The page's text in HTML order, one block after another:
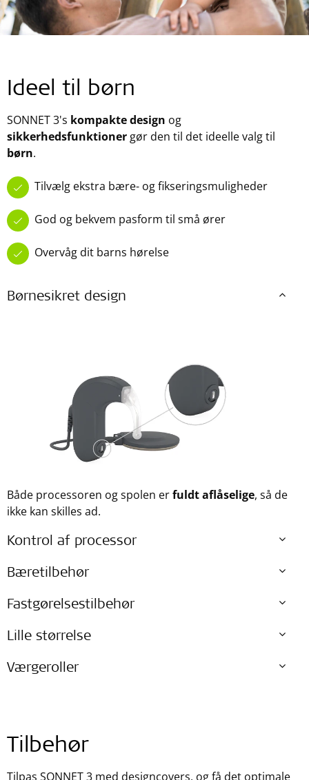
Ideel til børn
SONNET 3's kompakte design og
sikkerhedsfunktioner gør den til det ideelle valg til
børn.
Tilvælg ekstra bære- og fikseringsmuligheder
God og bekvem pasform til små ører
Overvåg dit barns hørelse
Børnesikret design
Både processoren og spolen erfuldt aflåselige, så de
ikke kan skilles ad.
Kontrol af processor
Bæretilbehør
Fastgørelsestilbehør
Lille størrelse
Værgeroller
Tilbehør
Tilpas SONNET 3 med designcovers, og få det optimale